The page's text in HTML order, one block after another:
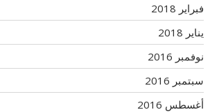
فبراير 2018
يناير 2018
نوفمبر 2016
سبتمبر 2016
أغسطس 2016